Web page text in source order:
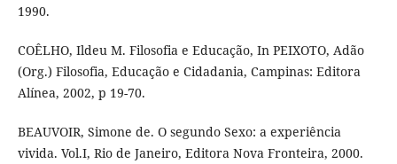
1990.
COÊLHO, Ildeu M. Filosofia e Educação, In PEIXOTO, Adão
(Org.) Filosofia, Educação e Cidadania, Campinas: Editora
Alínea, 2002, p 19-70.
BEAUVOIR, Simone de. O segundo Sexo: a experiência
vivida. Vol.I, Rio de Janeiro, Editora Nova Fronteira, 2000.